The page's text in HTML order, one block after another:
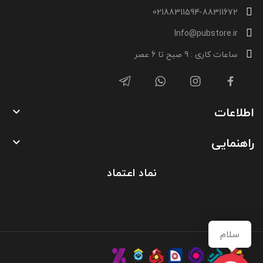
02188311594-88311672
Info@pubstore.ir
ساعات کاری : 9 صبح تا 6 عصر
اطلاعات 
راهنمایی 
نماد اعتماد
سلام